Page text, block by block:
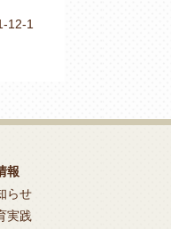
12-1
報
らせ
実践